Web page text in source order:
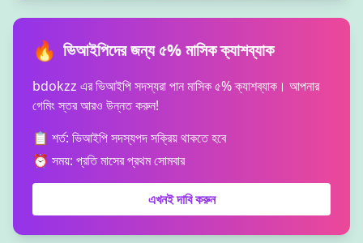
🔥 ভিআইপিদের জন্য ৫% মাসিক ক্যাশব্যাক
bdokzz এর ভিআইপি সদস্যরা পান মাসিক ৫% ক্যাশব্যাক। আপনার
গেমিং স্তর আরও উন্নত করুন!
📋 শর্ত: ভিআইপি সদস্যপদ সক্রিয় থাকতে হবে
⏰ সময়: প্রতি মাসের প্রথম সোমবার
এখনই দাবি করুন